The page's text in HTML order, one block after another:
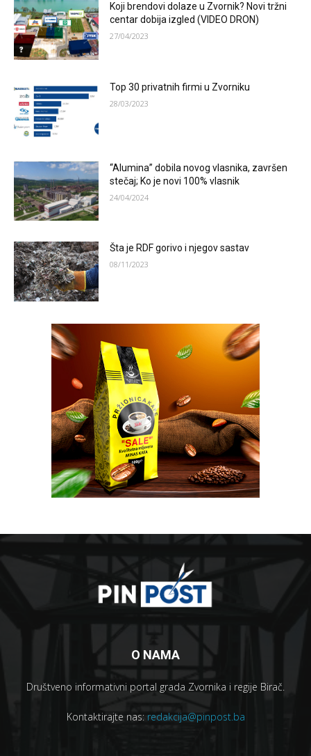
Koji brendovi dolaze u Zvornik? Novi tržni
centar dobija izgled (VIDEO DRON)
27/04/2023
Top 30 privatnih firmi u Zvorniku
28/03/2023
“Alumina” dobila novog vlasnika, završen
stečaj; Ko je novi 100% vlasnik
24/04/2024
Šta je RDF gorivo i njegov sastav
08/11/2023
O NAMA
Društveno informativni portal grada Zvornika i regije Birač.
Kontaktirajte nas: redakcija@pinpost.ba